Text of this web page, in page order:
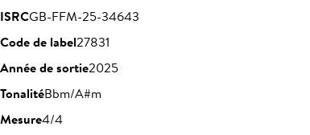
ISRCGB-FFM-25-34643
Code de label27831
Année de sortie2025
TonalitéBbm/A#m
Mesure4/4